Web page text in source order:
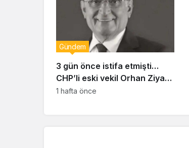
3 gün önce istifa etmişti…
CHP’li eski vekil Orhan Ziya
Diren hayatını kaybetti!
Gündem
1 hafta önce